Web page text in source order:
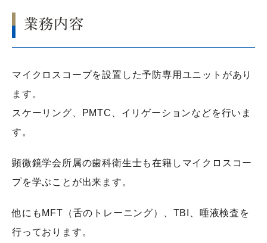
業務内容
マイクロスコープを設置した予防専用ユニットがあり
ます。
スケーリング、PMTC、イリゲーションなどを行いま
す。
顕微鏡学会所属の歯科衛生士も在籍しマイクロスコー
プを学ぶことが出来ます。
他にもMFT（舌のトレーニング）、TBI
、唾液検査を
行っております。